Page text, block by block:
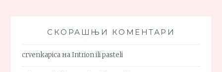
СКОРАШЊИ КОМЕНТАРИ
crvenkapica наIntrion ili pasteli